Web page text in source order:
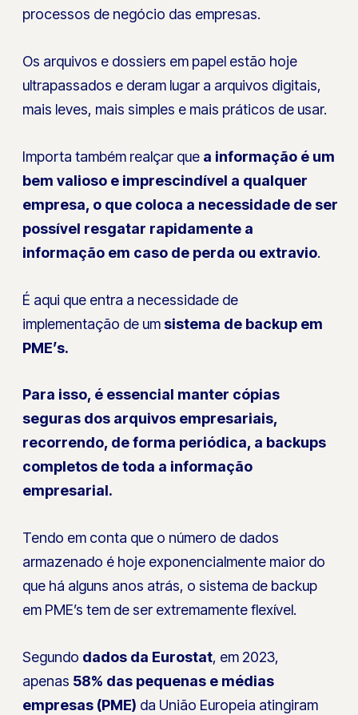
processos de negócio das empresas.
Os arquivos e dossiers em papel estão hoje
ultrapassados e deram lugar a arquivos digitais,
mais leves, mais simples e mais práticos de usar.
Importa também realçar que a informação é um
bem valioso e imprescindível a qualquer
empresa, o que coloca a necessidade de ser
possível resgatar rapidamente a
informação em caso de perda ou extravio.
É aqui que entra a necessidade de
implementação de um sistema de backup em
PME’s.
Para isso, é essencial manter cópias
seguras dos arquivos empresariais,
recorrendo, de forma periódica, a backups
completos de toda a informação
empresarial.
Tendo em conta que o número de dados
armazenado é hoje exponencialmente maior do
que há alguns anos atrás, o sistema de backup
em PME’s tem de ser extremamente flexível.
Segundo dados da Eurostat, em 2023,
apenas 58% das pequenas e médias
empresas (PME) da União Europeia atingiram